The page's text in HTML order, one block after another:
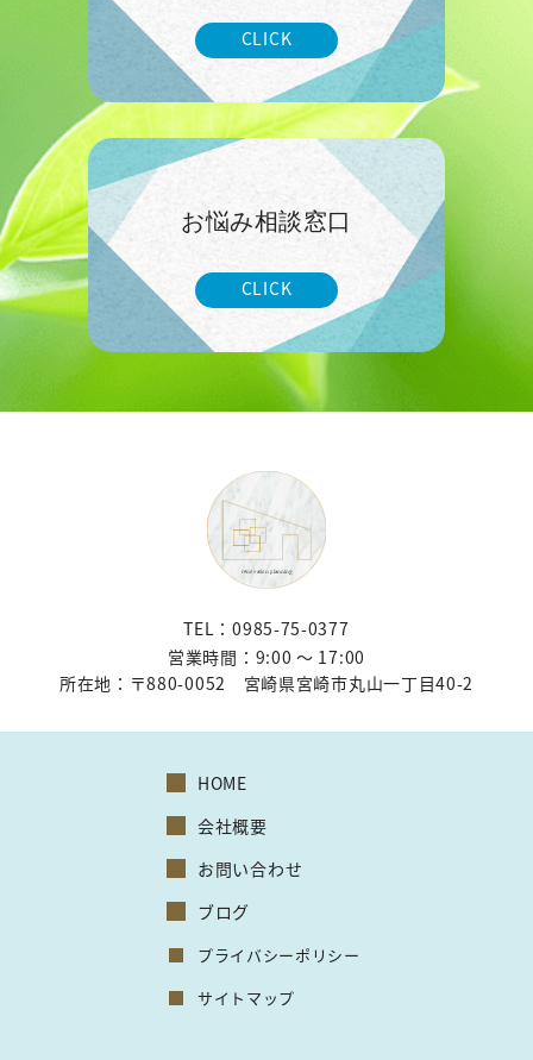
CLICK
お悩み相談窓口
CLICK
TEL：0985-75-0377
営業時間：9:00 〜 17:00
所在地： 〒880-0052 宮崎県宮崎市丸山一丁目40-2
HOME
会社概要
お問い合わせ
ブログ
プライバシーポリシー
サイトマップ